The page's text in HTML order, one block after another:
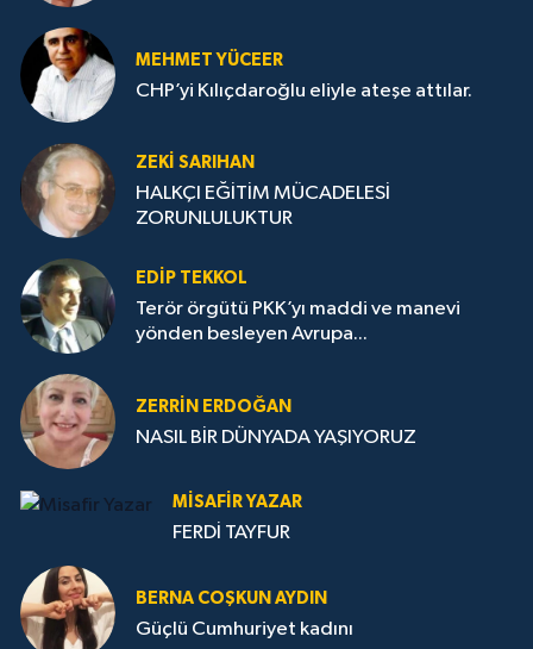
MEHMET YÜCEER
CHP’yi Kılıçdaroğlu eliyle ateşe attılar.
ZEKI SARIHAN
HALKÇI EĞİTİM MÜCADELESİ
ZORUNLULUKTUR
EDIP TEKKOL
Terör örgütü PKK’yı maddi ve manevi
yönden besleyen Avrupa...
ZERRIN ERDOĞAN
NASIL BİR DÜNYADA YAŞIYORUZ
MISAFIR YAZAR
FERDİ TAYFUR
BERNA COŞKUN AYDIN
Güçlü Cumhuriyet kadını